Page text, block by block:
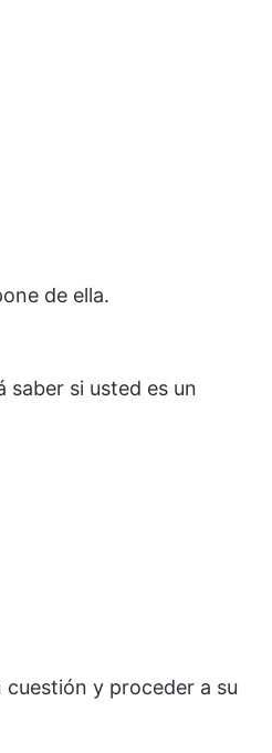
de ella.
si usted es un
y proceder a su